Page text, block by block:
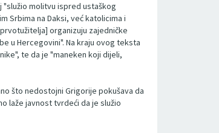
molitvu ispred ustaškog
Srbima na Daksi, već katolicima i
organizuju zajedničke
u Hercegovini". Na kraju ovog teksta
te da je "maneken koji dijeli,
što nedostojni Grigorije pokušava da
laže javnost tvrdeći da je služio